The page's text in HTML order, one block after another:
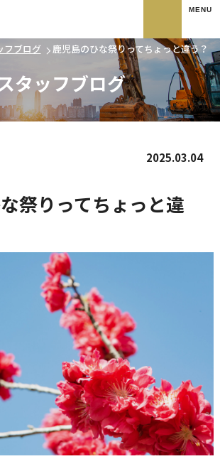
フブログ 鹿児島のひな祭りってちょっと違う？
タッフブログ
2025.03.04
祭りってちょっと違